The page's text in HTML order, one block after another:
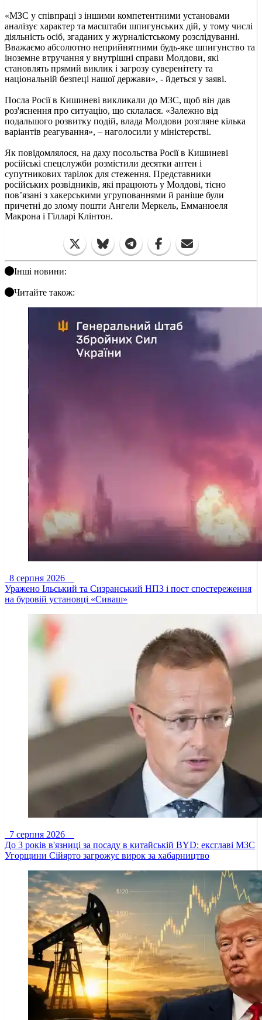
«МЗС у співпраці з іншими компетентними установами
аналізує характер та масштаби шпигунських дій, у тому числі
діяльність осіб, згаданих у журналістському розслідуванні.
Вважаємо абсолютно неприйнятними будь-яке шпигунство та
іноземне втручання у внутрішні справи Молдови, які
становлять прямий виклик і загрозу суверенітету та
національній безпеці нашої держави», - йдеться у заяві.
Посла Росії в Кишиневі викликали до МЗС, щоб він дав
роз'яснення про ситуацію, що склалася. «Залежно від
подальшого розвитку подій, влада Молдови розгляне кілька
варіантів реагування», – наголосили у міністерстві.
Як повідомлялося, на даху посольства Росії в Кишиневі
російські спецслужби розмістили десятки антен і
супутникових тарілок для стеження. Представники
російських розвідників, які працюють у Молдові, тісно
пов’язані з хакерськими угрупованнями й раніше були
причетні до злому пошти Ангели Меркель, Емманюеля
Макрона і Гілларі Клінтон.
Інші новини:
Читайте також:
8 серпня 2026
Уражено Ільський та Сизранський НПЗ і пост спостереження
на буровій установці «Сиваш»
7 серпня 2026
До 3 років в'язниці за посаду в китайській BYD: ексглаві МЗС
Угорщини Сійярто загрожує вирок за хабарництво